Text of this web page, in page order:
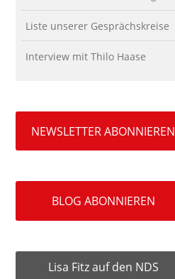
Liste unserer Gesprächskreise
Interview mit Thilo Haase
NEWSLETTER ABONNIEREN
BLOG ABONNIEREN
Lisa Fitz auf den NDS